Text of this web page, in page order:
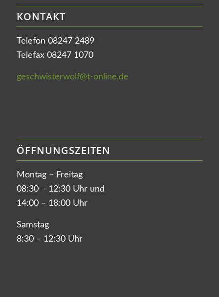
KONTAKT
Telefon 08247 2489
Telefax 08247 1070
geschwisterwolf@t-online.de
ÖFFNUNGSZEITEN
Montag – Freitag
08:30 – 12:30 Uhr und
14:00 – 18:00 Uhr
Samstag
8:30 – 12:30 Uhr